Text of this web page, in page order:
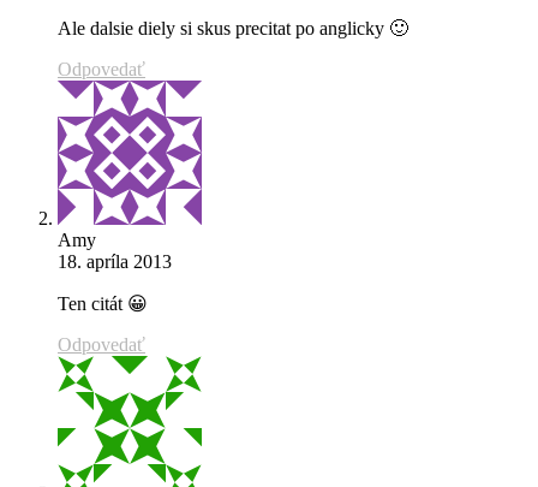
Ale dalsie diely si skus precitat po anglicky 🙂
Odpovedať
Amy
18. apríla 2013
Ten citát 😀
Odpovedať